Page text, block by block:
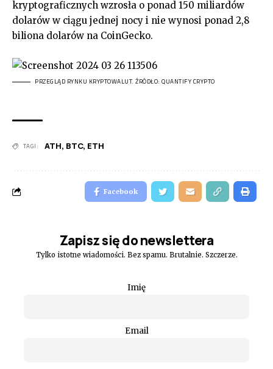
kryptograficznych wzrosła o ponad 150 miliardów
dolarów w ciągu jednej nocy i nie wynosi ponad 2,8
biliona dolarów na CoinGecko.
PRZEGLĄD RYNKU KRYPTOWALUT. ŹRÓDŁO: QUANTIFY CRYPTO
TAGI: ATH, BTC, ETH
Facebook
Zapisz się do newslettera
Tylko istotne wiadomości. Bez spamu. Brutalnie. Szczerze.
Imię
Email